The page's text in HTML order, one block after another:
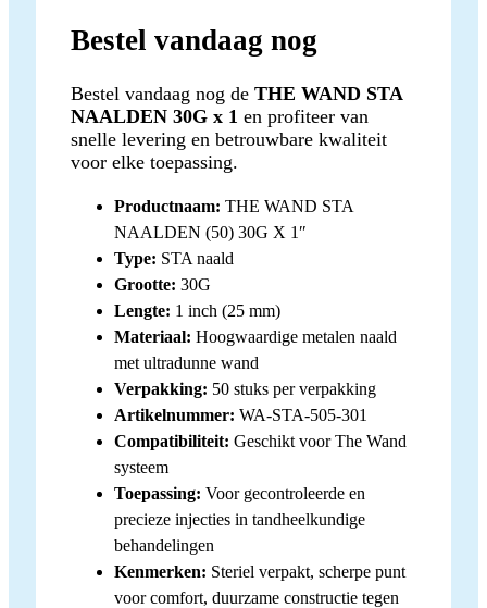
Bestel vandaag nog
Bestel vandaag nog de THE WAND STA
NAALDEN 30G x 1 en profiteer van
snelle levering en betrouwbare kwaliteit
voor elke toepassing.
Productnaam: THE WAND STA
NAALDEN (50) 30G X 1″
Type: STA naald
Grootte: 30G
Lengte: 1 inch (25 mm)
Materiaal: Hoogwaardige metalen naald
met ultradunne wand
Verpakking: 50 stuks per verpakking
Artikelnummer: WA-STA-505-301
Compatibiliteit: Geschikt voor The Wand
systeem
Toepassing: Voor gecontroleerde en
precieze injecties in tandheelkundige
behandelingen
Kenmerken: Steriel verpakt, scherpe punt
voor comfort, duurzame constructie tegen